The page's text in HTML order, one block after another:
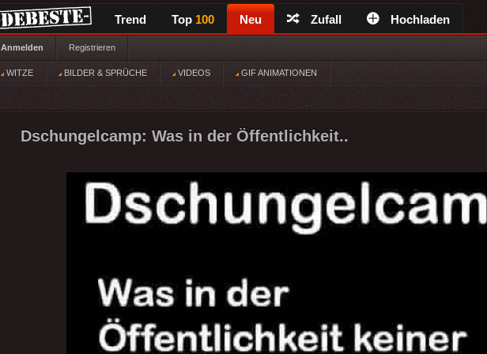
Trend Top 100 Neu Zufall Hochladen
Anmelden Registrieren
WITZE BILDER & SPRÜCHE VIDEOS GIF ANIMATIONEN
Dschungelcamp: Was in der Öffentlichkeit..